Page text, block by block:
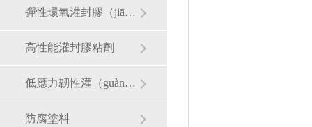
彈性環氧灌封膠（jiāo）
高性能灌封膠粘劑
低應力韌性灌（guàn）封料
防腐塗料